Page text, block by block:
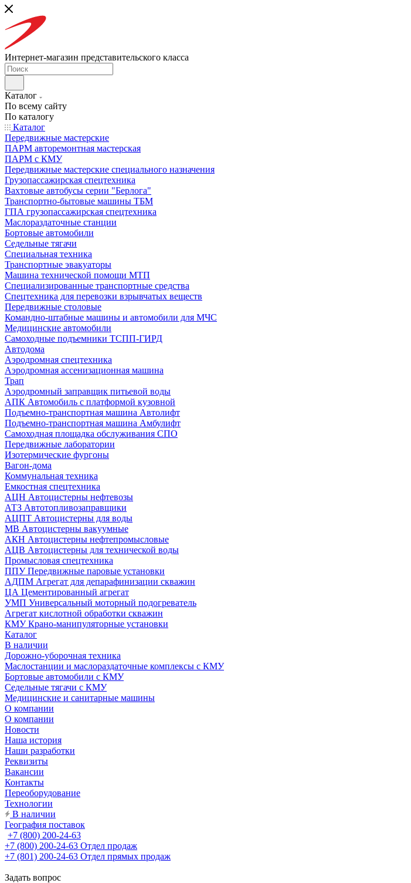
Интернет-магазин представительского класса
Каталог
По всему сайту
По каталогу
Каталог
Передвижные мастерские
ПАРМ авторемонтная мастерская
ПАРМ с КМУ
Передвижные мастерские специального назначения
Грузопассажирская спецтехника
Вахтовые автобусы серии "Берлога"
Транспортно-бытовые машины ТБМ
ГПА грузопассажирская спецтехника
Маслораздаточные станции
Бортовые автомобили
Седельные тягачи
Специальная техника
Транспортные эвакуаторы
Машина технической помощи МТП
Специализированные транспортные средства
Спецтехника для перевозки взрывчатых веществ
Передвижные столовые
Командно-штабные машины и автомобили для МЧС
Медицинские автомобили
Самоходные подъемники ТСПП-ГИРД
Автодома
Аэродромная спецтехника
Аэродромная ассенизационная машина
Трап
Аэродромный заправщик питьевой воды
АПК Автомобиль с платформой кузовной
Подъемно-транспортная машина Автолифт
Подъемно-транспортная машина Амбулифт
Самоходная площадка обслуживания СПО
Передвижные лаборатории
Изотермические фургоны
Вагон-дома
Коммунальная техника
Емкостная спецтехника
АЦН Автоцистерны нефтевозы
АТЗ Автотопливозаправщики
АЦПТ Автоцистерны для воды
МВ Автоцистерны вакуумные
АКН Автоцистерны нефтепромысловые
АЦВ Автоцистерны для технической воды
Промысловая спецтехника
ППУ Передвижные паровые установки
АДПМ Агрегат для депарафинизации скважин
ЦА Цементированный агрегат
УМП Универсальный моторный подогреватель
Агрегат кислотной обработки скважин
КМУ Крано-манипуляторные установки
Каталог
В наличии
Дорожно-уборочная техника
Маслостанции и маслораздаточные комплексы с КМУ
Бортовые автомобили с КМУ
Седельные тягачи с КМУ
Медицинские и санитарные машины
О компании
О компании
Новости
Наша история
Наши разработки
Реквизиты
Вакансии
Контакты
Переоборудование
Технологии
В наличии
География поставок
+7 (800) 200-24-63
+7 (800) 200-24-63 Отдел продаж
+7 (801) 200-24-63 Отдел прямых продаж
Задать вопрос